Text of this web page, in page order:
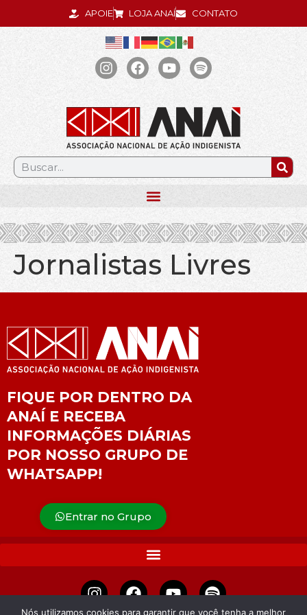
APOIE LOJA ANAÍ CONTATO
.
Jornalistas Livres
FIQUE POR DENTRO DA
ANAÍ E RECEBA
INFORMAÇÕES DIÁRIAS
POR NOSSO GRUPO DE
WHATSAPP!
Entrar no Grupo
Nós utilizamos cookies para garantir que você tenha a melhor